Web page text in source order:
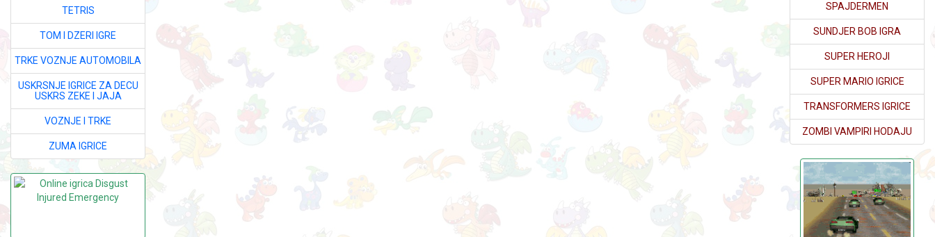
TETRIS
TOM I DZERI IGRE
TRKE VOZNJE AUTOMOBILA
USKRSNJE IGRICE ZA DECU
USKRS ZEKE I JAJA
VOZNJE I TRKE
ZUMA IGRICE
SPAJDERMEN
SUNDJER BOB IGRA
SUPER HEROJI
SUPER MARIO IGRICE
TRANSFORMERS IGRICE
ZOMBI VAMPIRI HODAJU